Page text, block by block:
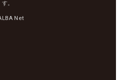
す。
Net